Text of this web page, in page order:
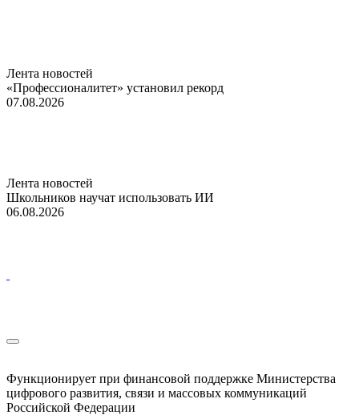
Лента новостей
«Профессионалитет» установил рекорд
07.08.2026
Лента новостей
Школьников научат использовать ИИ
06.08.2026
Функционирует при финансовой поддержке Министерства
цифрового развития, связи и массовых коммуникаций
Российской Федерации